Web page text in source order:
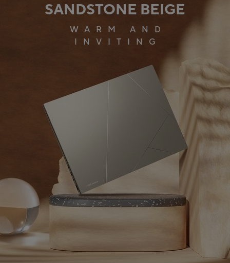
WARM AND
INVITING
SANDSTONE BEIGE